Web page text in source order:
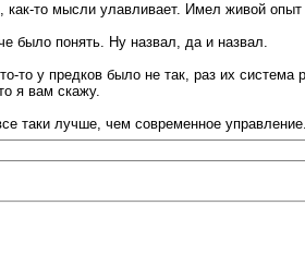
как-то мысли улавливает. Имел живой
было понять. Ну назвал, да и назвал.
у предков было не так, раз их
я вам скажу.
таки лучше, чем современное управление.